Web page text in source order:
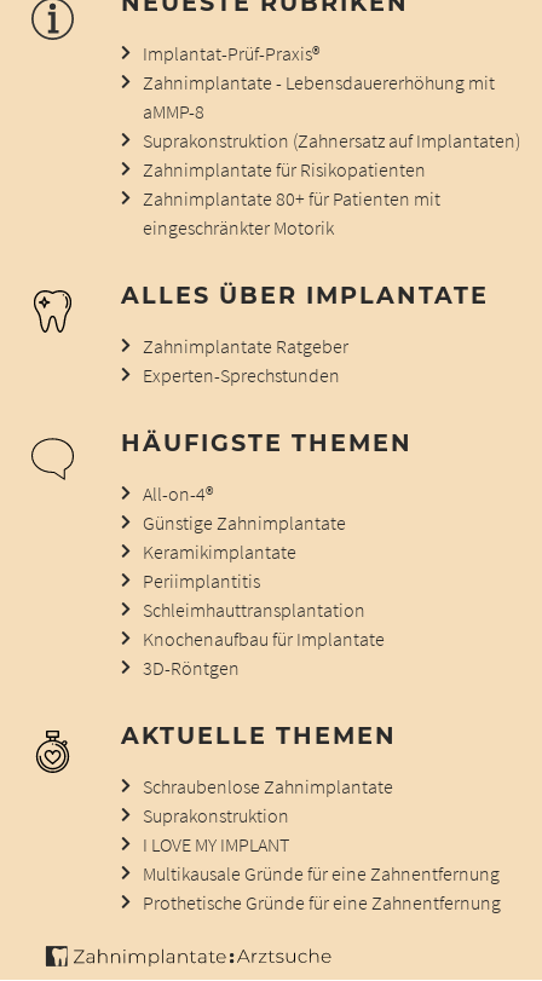
Implantat-Prüf-Praxis®
Zahnimplantate - Lebensdauererhöhung mit
aMMP-8
Suprakonstruktion (Zahnersatz auf Implantaten)
Zahnimplantate für Risikopatienten
Zahnimplantate 80+ für Patienten mit
eingeschränkter Motorik
ALLES ÜBER IMPLANTATE
Zahnimplantate Ratgeber
Experten-Sprechstunden
HÄUFIGSTE THEMEN
All-on-4®
Günstige Zahnimplantate
Keramikimplantate
Periimplantitis
Schleimhauttransplantation
Knochenaufbau für Implantate
3D-Röntgen
AKTUELLE THEMEN
Schraubenlose Zahnimplantate
Suprakonstruktion
I LOVE MY IMPLANT
Multikausale Gründe für eine Zahnentfernung
Prothetische Gründe für eine Zahnentfernung